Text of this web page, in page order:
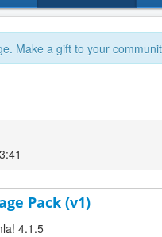
Make a gift to your
Pack (v1)
4.1.5